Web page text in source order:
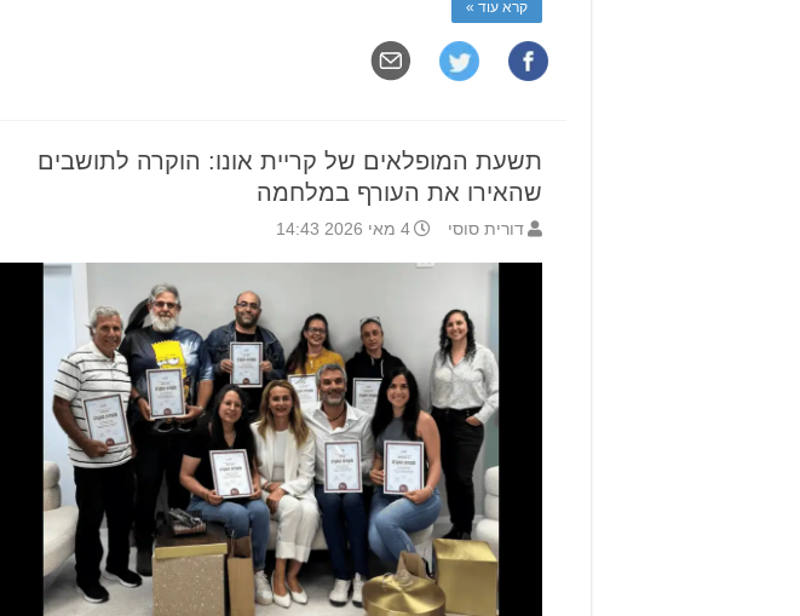
קרא עוד »
תשעת המופלאים של קריית אונו: הוקרה לתושבים
שהאירו את העורף במלחמה
דורית סוסי 4 מאי 2026 14:43